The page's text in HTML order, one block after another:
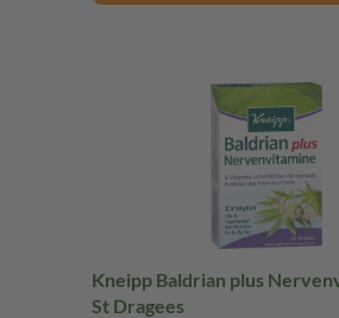
Kneipp Baldrian plus
St Dragees